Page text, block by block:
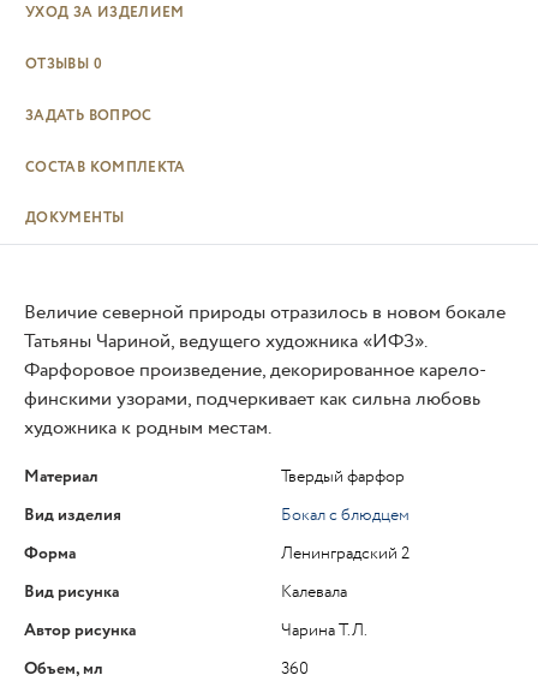
УХОД ЗА ИЗДЕЛИЕМ
ОТЗЫВЫ 0
ЗАДАТЬ ВОПРОС
СОСТАВ КОМПЛЕКТА
ДОКУМЕНТЫ
Величие северной природы отразилось в новом бокале
Татьяны Чариной, ведущего художника «ИФЗ».
Фарфоровое произведение, декорированное карело-
финскими узорами, подчеркивает как сильна любовь
художника к родным местам.
Материал
Твердый фарфор
Вид изделия
Бокал с блюдцем
Форма
Ленинградский 2
Вид рисунка
Калевала
Автор рисунка
Чарина Т.Л.
Объем, мл
360